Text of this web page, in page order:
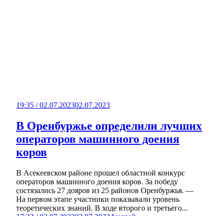
19:35 / 02.07.202302.07.2023
В Оренбуржье определили лучших
операторов машинного доения
коров
В Асекеевском районе прошел областной конкурс
операторов машинного доения коров. За победу
состязались 27 дояров из 25 районов Оренбуржья. —
На первом этапе участники показывали уровень
теоретических знаний. В ходе второго и третьего...